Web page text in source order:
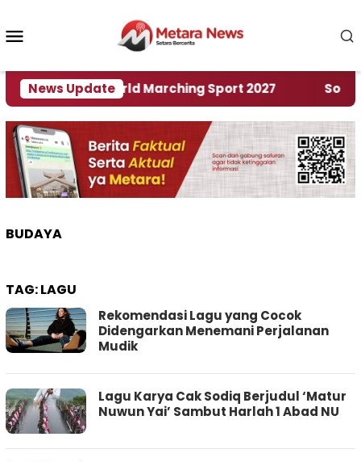
konten
News Update
Rumah World Marching Sport 2027 ‎Soal
BUDAYA
TAG:LAGU
Rekomendasi Lagu yang Cocok
Didengarkan Menemani Perjalanan
Mudik
Lagu Karya Cak Sodiq Berjudul ‘Matur
Nuwun Yai’ Sambut Harlah 1 Abad NU